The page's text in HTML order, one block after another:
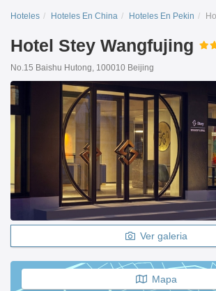
Hoteles Hoteles En China Hoteles En Pekin
Hotel Stey Wangfujing
No.15 Baishu Hutong, 100010 Beijing
Ver galeria
Mapa